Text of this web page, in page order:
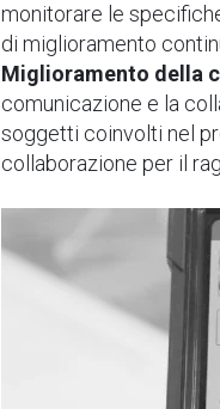
monitorare le
di miglioramento
Miglioramento della
comunicazione e la
soggetti coinvolti nel
collaborazione per il